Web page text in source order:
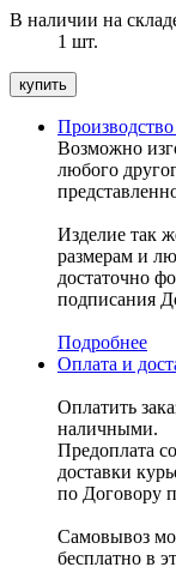
В наличии на
1 шт.
Производство
Возможно
любого
Изделие так
размерам и
достаточно
подписания
Подробнее
Оплата и
Оплатить
наличными.
Предоплата
доставки
по Договору
Самовывоз
бесплатно в